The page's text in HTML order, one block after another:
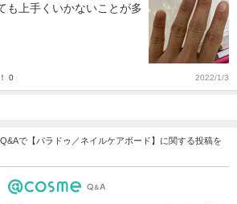
も上手くいかないことが多
0 2022/1/3
で【パラドゥ／ネイルケアボード】に関する投稿を